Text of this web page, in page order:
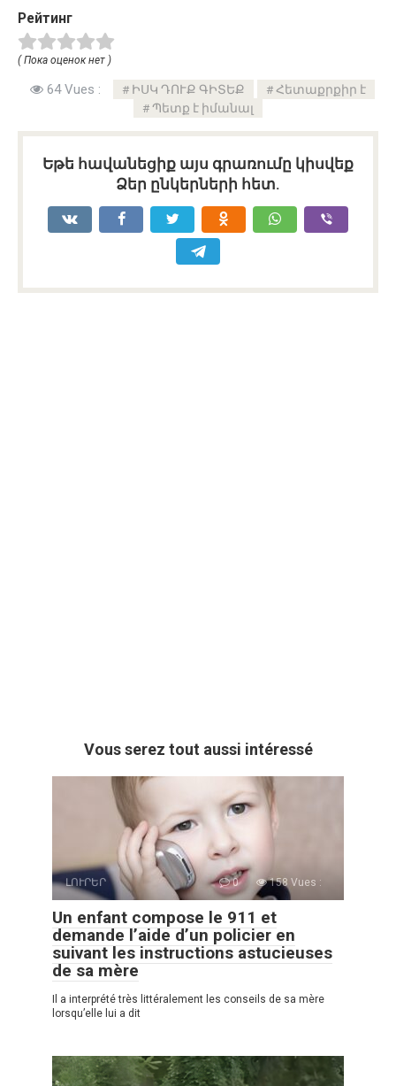
Рейтинг
( Пока оценок нет )
64 Vues : ԻՍԿ ԴՈՒՔ ԳԻՏԵՔ
Հետաքրքիր է
Պետք է իմանալ
Եթե հավանեցիք այս գրառումը կիսվեք
Ձեր ընկերների հետ.
Vous serez tout aussi intéressé
ԼՈՒՐԵՐ 0 158 Vues :
Un enfant compose le 911 et
demande l’aide d’un policier en
suivant les instructions astucieuses
de sa mère
Il a interprété très littéralement les conseils de sa mère
lorsqu’elle lui a dit